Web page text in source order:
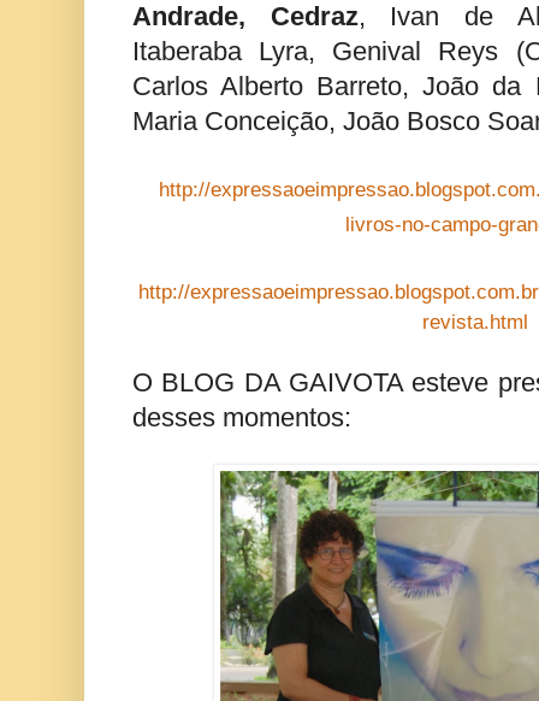
Andrade, Cedraz, Ivan de
Itaberaba Lyra, Genival Reys
Carlos Alberto Barreto, João da
Maria Conceição, João Bosco
http://
livros-no-campo-
http://
revista.html
O BLOG DA GAIVOTA esteve
desses momentos: